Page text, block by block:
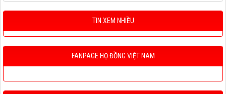
TIN XEM NHIỀU
FANPAGE HỌ ĐỒNG VIỆT NAM